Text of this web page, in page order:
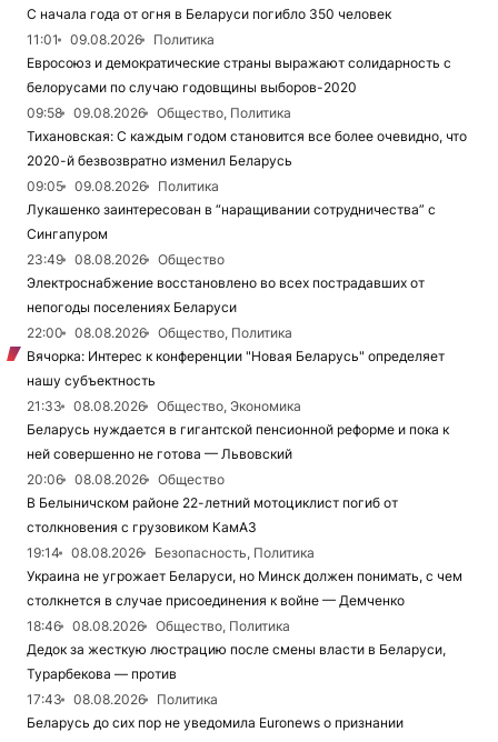
С начала года от огня в Беларуси погибло 350 человек
11:01
09.08.2026
Политика
Евросоюз и демократические страны выражают солидарность с
белорусами по случаю годовщины выборов-2020
09:58
09.08.2026
Общество, Политика
Тихановская: С каждым годом становится все более очевидно, что
2020-й безвозвратно изменил Беларусь
09:05
09.08.2026
Политика
Лукашенко заинтересован в “наращивании сотрудничества” с
Сингапуром
23:49
08.08.2026
Общество
Электроснабжение восстановлено во всех пострадавших от
непогоды поселениях Беларуси
22:00
08.08.2026
Общество, Политика
Вячорка: Интерес к конференции "Новая Беларусь" определяет
нашу субъектность
21:33
08.08.2026
Общество, Экономика
Беларусь нуждается в гигантской пенсионной реформе и пока к
ней совершенно не готова — Львовский
20:06
08.08.2026
Общество
В Белыничском районе 22-летний мотоциклист погиб от
столкновения с грузовиком КамАЗ
19:14
08.08.2026
Безопасность, Политика
Украина не угрожает Беларуси, но Минск должен понимать, с чем
столкнется в случае присоединения к войне — Демченко
18:46
08.08.2026
Общество, Политика
Дедок за жесткую люстрацию после смены власти в Беларуси,
Турарбекова — против
17:43
08.08.2026
Политика
Беларусь до сих пор не уведомила Euronews о признании